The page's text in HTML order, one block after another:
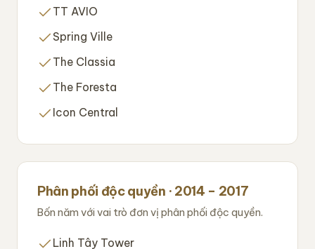
TT AVIO
Spring Ville
The Classia
The Foresta
Icon Central
Phân phối độc quyền · 2014 – 2017
Bốn năm với vai trò đơn vị phân phối độc quyền.
Linh Tây Tower